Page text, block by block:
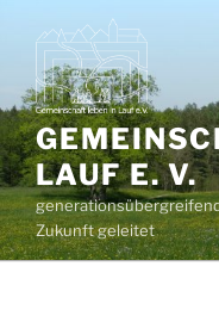
Inhalt
springen
LAUF E. V.
Zukunft geleitet